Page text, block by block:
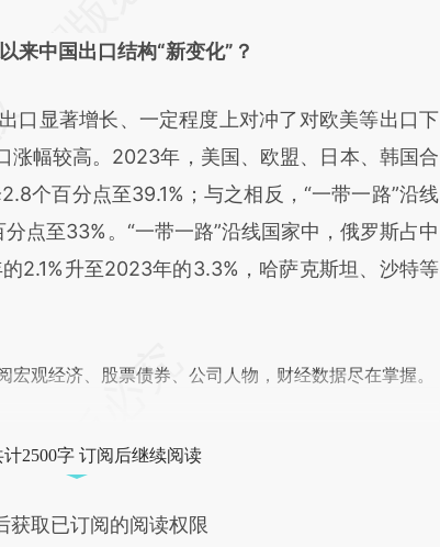
来中国出口结构“新变化”？
显著增长、一定程度上对冲了对欧美等出口下
涨幅较高。2023年，美国、欧盟、日本、韩国合
个百分点至39.1%；与之相反，“一带一路”沿线
点至33%。“一带一路”沿线国家中，俄罗斯占中
2.1%升至2023年的3.3%，哈萨克斯坦、沙特等
宏观经济、股票债券、公司人物，财经数据尽在掌握。
2500字 订阅后继续阅读
获取已订阅的阅读权限